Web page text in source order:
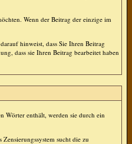
Wenn der Beitrag der einzige im
hinweist, dass Sie Ihren Beitrag
dass sie Ihren Beitrag bearbeitet haben
Wörter enthält, werden sie durch ein
sucht die zu